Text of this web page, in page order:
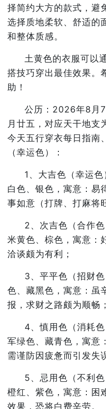
择简约大方的款式，避
选择质地柔软、舒适的
和整体质感。
土黄色的衣服可以
搭技巧穿出最佳效果。
助！
公历：2026年8月
月廿五，对应天干地支
今天五行穿衣每日指南
（幸运色）：
1、大吉色（幸运色
白色、银色，寓意：易
事如意（打牌、打麻将
2、次吉色（合作色
米黄色、棕色，寓意：
洽谈颇为有利；
3、平平色（招财色
色、藏黑色，寓意：虽
报，求财之路颇为顺畅；
4、慎用色（消耗色
军绿色、藏青色，寓意
需谨防因疲惫而引发失
5、忌用色（不利色
橙红、紫色，寓意：困
效果，恐将白费辛劳。